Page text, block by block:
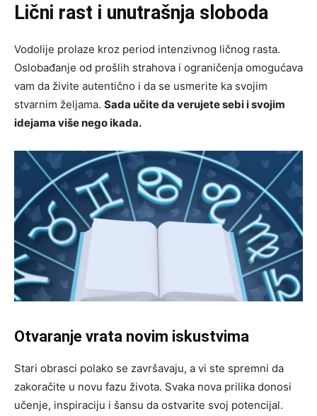
Lični rast i unutrašnja sloboda
Vodolije prolaze kroz period intenzivnog ličnog rasta.
Oslobađanje od prošlih strahova i ograničenja omogućava
vam da živite autentično i da se usmerite ka svojim
stvarnim željama. Sada učite da verujete sebi i svojim
idejama više nego ikada.
Otvaranje vrata novim iskustvima
Stari obrasci polako se završavaju, a vi ste spremni da
zakoračite u novu fazu života. Svaka nova prilika donosi
učenje, inspiraciju i šansu da ostvarite svoj potencijal.